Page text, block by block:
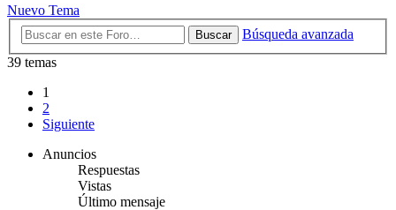
Nuevo Tema
Buscar
Búsqueda avanzada
39 temas
1
2
Siguiente
Anuncios
Respuestas
Vistas
Último mensaje